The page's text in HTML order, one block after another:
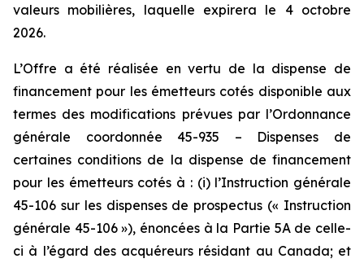
valeurs mobilières, laquelle expirera le 4 octobre
2026.
L’Offre a été réalisée en vertu de la dispense de
financement pour les émetteurs cotés disponible aux
termes des modifications prévues par l’Ordonnance
générale coordonnée 45-935 – Dispenses de
certaines conditions de la dispense de financement
pour les émetteurs cotés à : (i) l’Instruction générale
45-106 sur les dispenses de prospectus (« Instruction
générale 45-106 »), énoncées à la Partie 5A de celle-
ci à l’égard des acquéreurs résidant au Canada; et